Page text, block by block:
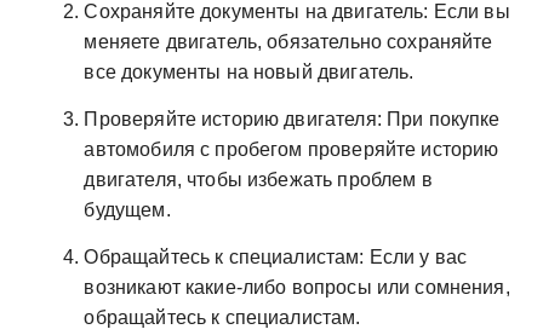
Сохраняйте документы на двигатель: Если вы
меняете двигатель, обязательно сохраняйте
все документы на новый двигатель.
Проверяйте историю двигателя: При покупке
автомобиля с пробегом проверяйте историю
двигателя, чтобы избежать проблем в
будущем.
Обращайтесь к специалистам: Если у вас
возникают какие-либо вопросы или сомнения,
обращайтесь к специалистам.